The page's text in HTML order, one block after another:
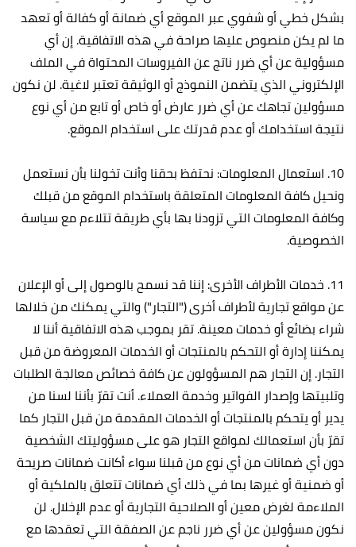
بشكل خطي أو شفوي عبر الموقع أي ضمانة أو كفالة أو تعهد
ما لم يكن منصوص عليها صراحة في هذه الاتفاقية. إن أي
مسؤولية عن أي ضرر ناتج عن الفيروسات المحتواة في الملف
الإلكتروني الذي يتضمن النموذج أو الوثيقة تعتبر لاغية. لن نكون
مسؤولين تجاهك عن أي ضرر عارض أو خاص أو تابع من أي نوع
نتيجة استخدامك أو عدم قدرتك على استخدام الموقع.
10. استعمال المعلومات: نحتفظ بحقنا وأنت تخولنا بأن نستعمل
ونحيل كافة المعلومات المتعلقة باستخدام الموقع من قبلك
وكافة المعلومات التي تزودنا بها بأي طريقة تتلاءم مع سياسة
الخصوصية.
11. خدمات الأطراف الأخرى: إننا قد نسمح بالوصول إلى أو الإعلان
عن مواقع تجارية لأطراف أخرى ("التجار") والتي يمكنك من خلالها
شراء بضائع أو خدمات معينة. تقر بموجب هذه الاتفاقية أننا لا
يمكننا إدارة أو التحكم بالمنتجات أو الخدمات المعروضة من قبل
التجار. إن التجار هم المسؤولون عن كافة خصائص معالجة الطلبات
وتلبيتها وإصدار الفواتير وخدمة العملاء. أنت تقرّ بأننا لسنا من
يدير أو يتحكم بالمنتجات أو الخدمات المقدمة من قبل التجار كما
تقرّ بأن استعمالك لمواقع التجار هو على مسؤوليتك الشخصية
دون أي ضمانات من أي نوع من قبلنا سواء أكانت ضمانات صريحة
أو ضمنية أو غيرها بما في ذلك أي ضمانات تتعلق بالملكية أو
الملاءمة لغرض معين أو الصلاحية التجارية أو عدم الإخلال. لن
نكون مسؤولين عن أي ضرر ناجم عن الصفقة التي تعقدها مع